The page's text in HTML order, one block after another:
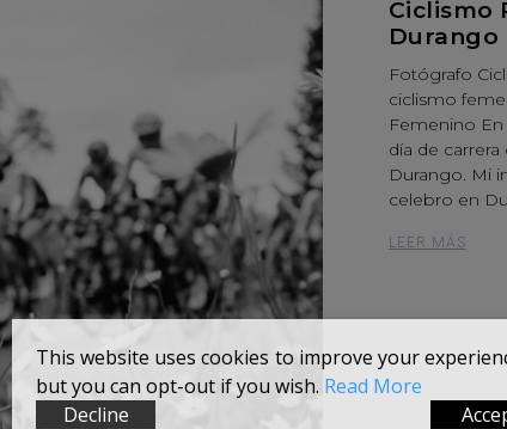
Ciclismo
Durango
Fotógrafo
ciclismo
Femenino
día de
Durango. Mi
celebro en
LEER MÁS
This website uses cookies to improve your
but you can opt-out if you wish. Read More
Decline